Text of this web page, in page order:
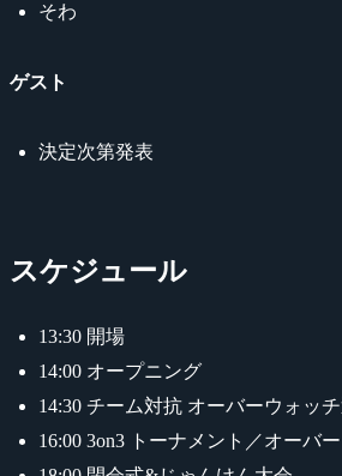
そわ
ゲスト
決定次第発表
スケジュール
13:30 開場
14:00 オープニング
14:30 チーム対抗 オーバーウォッ
16:00 3on3 トーナメント／オーバ